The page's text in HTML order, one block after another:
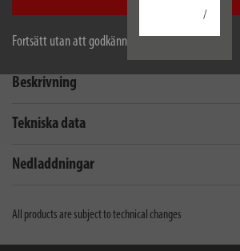
Fortsätt utan att godkänna
/
Beskrivning
Tekniska data
Nedladdningar
All products are subject to technical changes